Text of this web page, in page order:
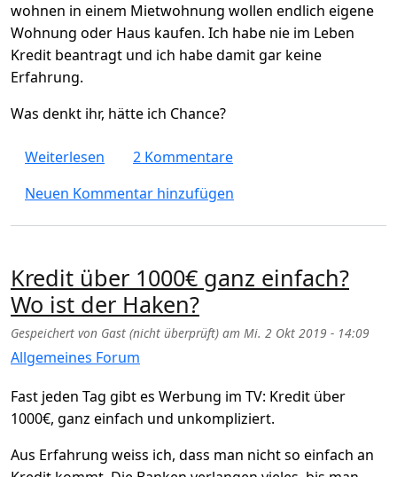
wohnen in einem Mietwohnung wollen endlich eigene
Wohnung oder Haus kaufen. Ich habe nie im Leben
Kredit beantragt und ich habe damit gar keine
Erfahrung.
Was denkt ihr, hätte ich Chance?
Weiterlesen über Als Selbständiger & Ausländer für
2 Kommentare
Neuen Kommentar hinzufügen
Kredit über 1000€ ganz einfach?
Wo ist der Haken?
Gespeichert von Gast (nicht überprüft) am Mi. 2 Okt 2019 - 14:09
Allgemeines Forum
Fast jeden Tag gibt es Werbung im TV: Kredit über
1000€, ganz einfach und unkompliziert.
Aus Erfahrung weiss ich, dass man nicht so einfach an